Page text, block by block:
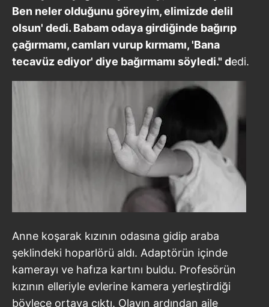
Ben neler olduğunu göreyim, elimizde delil
olsun' dedi. Babam odaya girdiğinde bağırıp
çağırmamı, camları vurup kırmamı, 'Bana
tecavüz ediyor' diye bağırmamı söyledi." dedi.
Anne koşarak kızının odasına gidip araba
şeklindeki hoparlörü aldı. Adaptörün içinde
kamerayı ve hafıza kartını buldu. Profesörün
kızının elleriyle evlerine kamera yerleştirdiği
böylece ortaya çıktı. Olayın ardından aile